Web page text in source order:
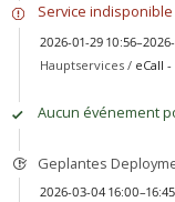
Service indisponible
2026-01-29
Hauptservices / eCall
Aucun événement
Geplantes
2026-03-04